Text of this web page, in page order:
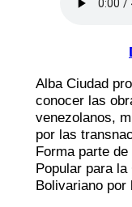
Alba Ciudad
conocer las
venezolanos,
por las
Forma parte
Popular para
Bolivariano